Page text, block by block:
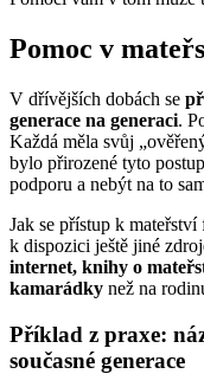
Pomoc v
V dřívějších dobách se
generace na generaci.
Každá měla svůj
bylo přirozené tyto
podporu a nebýt na to
Jak se přístup k
k dispozici ještě jiné
internet, knihy o
kamarádky než na
Příklad z praxe:
současné generace